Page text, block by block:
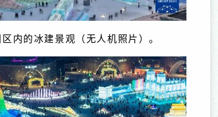
内的冰建景观（无人机照片）。